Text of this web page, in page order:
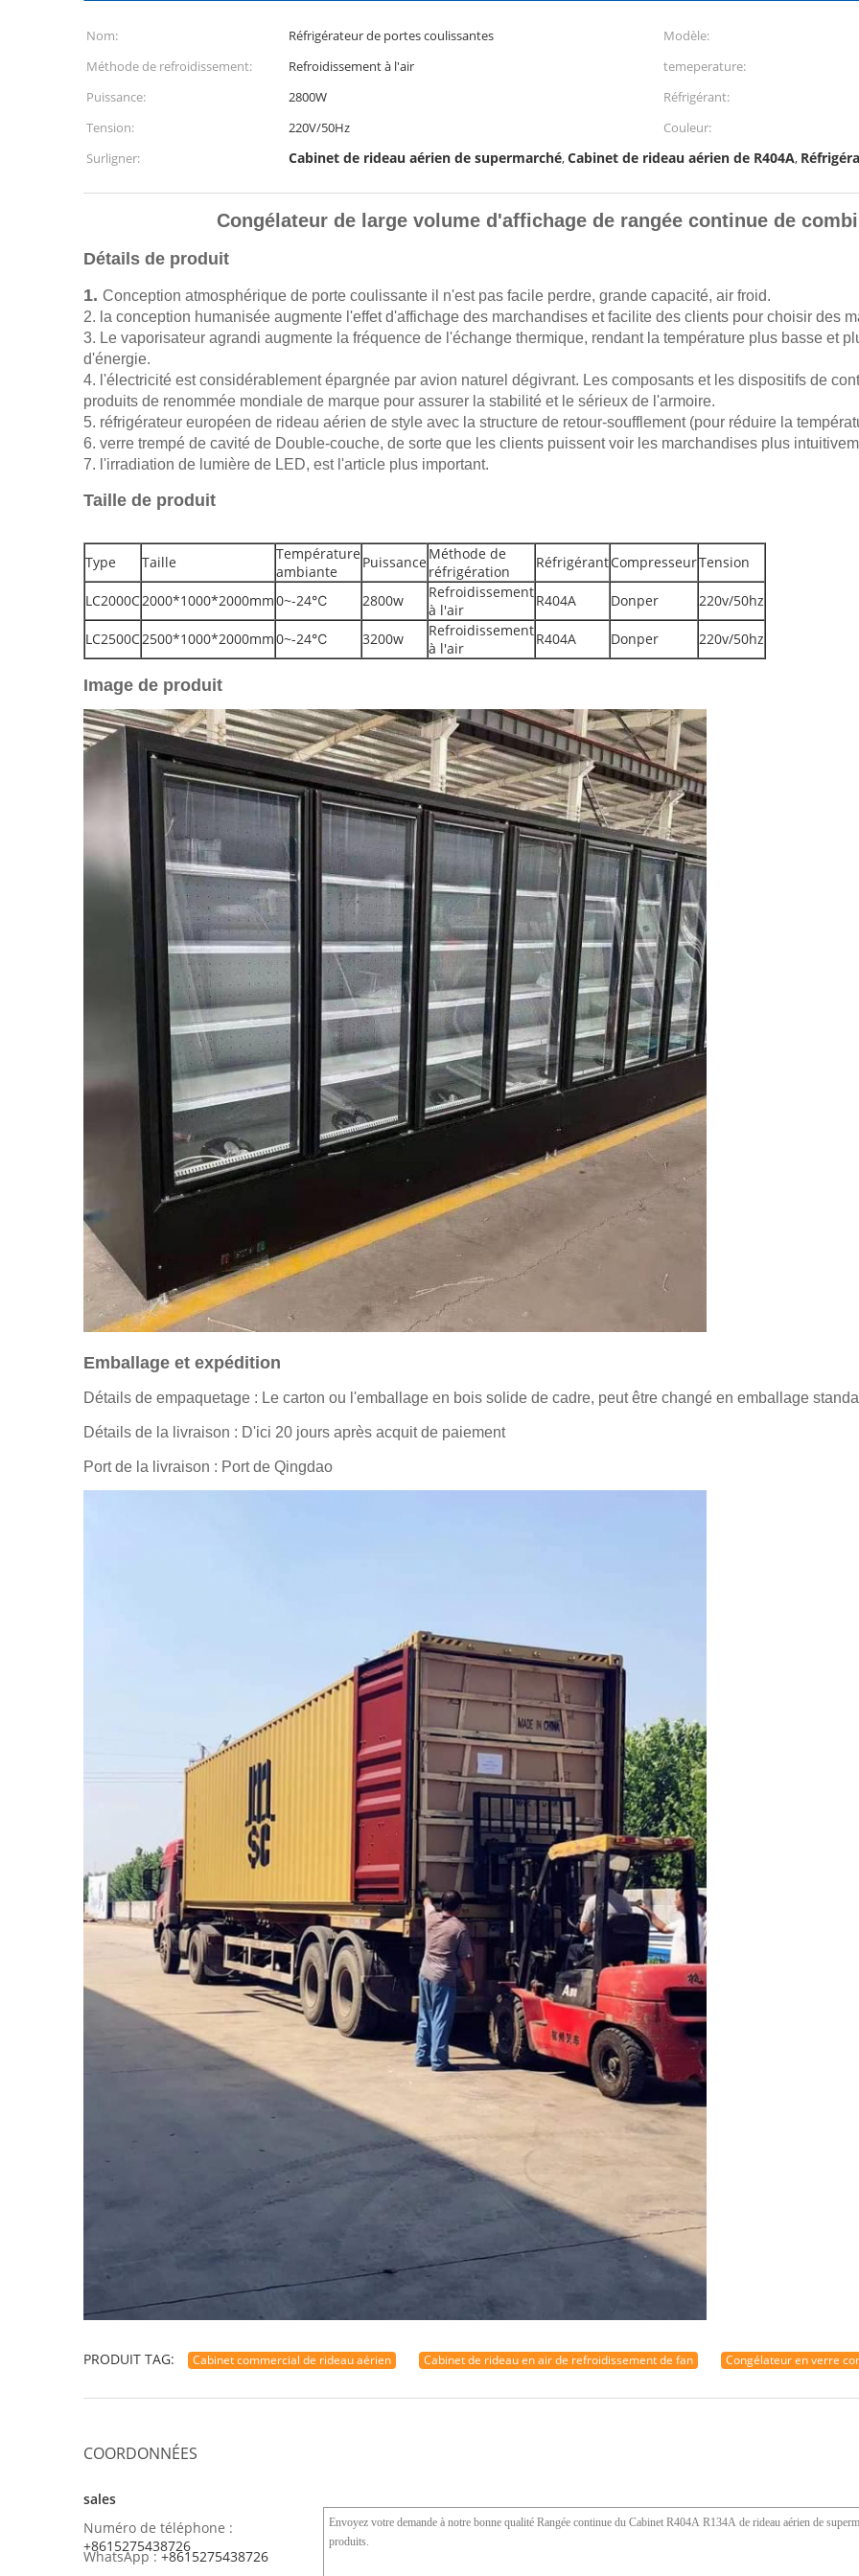
Nom: Réfrigérateur de portes coulissantes
Modèle:
Méthode de refroidissement:
Refroidissement à l'air
temeperature:
Puissance:
2800W
Réfrigérant:
Tension:
220V/50Hz
Couleur:
Surligner:
Cabinet de rideau aérien de supermarché,Cabinet de rideau aérien de R404A,
Congélateur de large volume d'affichage de rangée continue de
Détails de produit
1. Conception atmosphérique de porte coulissante il n'est pas facile perdre, grande capacité, air froid.
2. la conception humanisée augmente l'effet d'affichage des marchandises et facilite des clients pour choisir des
3. Le vaporisateur agrandi augmente la fréquence de l'échange thermique, rendant la température plus basse et
d'énergie.
4. l'électricité est considérablement épargnée par avion naturel dégivrant. Les composants et les dispositifs de
produits de renommée mondiale de marque pour assurer la stabilité et le sérieux de l'armoire.
5. réfrigérateur européen de rideau aérien de style avec la structure de retour-soufflement (pour réduire la
6. verre trempé de cavité de Double-couche, de sorte que les clients puissent voir les marchandises plus
7. l'irradiation de lumière de LED, est l'article plus important.
Taille de produit
Type Taille
Température
ambiante
Puissance Méthode de
réfrigération
RéfrigérantCompresseurTension
LC2000C2000*1000*2000mm0~-24℃ 2800w
Refroidissement
à l'air
R404A Donper 220v/50hz
LC2500C2500*1000*2000mm0~-24℃ 3200w
Refroidissement
à l'air
R404A Donper 220v/50hz
Image de produit
Emballage et expédition
Détails de empaquetage : Le carton ou l'emballage en bois solide de cadre, peut être changé en emballage
Détails de la livraison : D'ici 20 jours après acquit de paiement
Port de la livraison : Port de Qingdao
PRODUIT TAG: Cabinet commercial de rideau aérien Cabinet de rideau en air de refroidissement de fan Congélateur en verre
COORDONNÉES
sales
Numéro de téléphone :
+8615275438726
WhatsApp :+8615275438726